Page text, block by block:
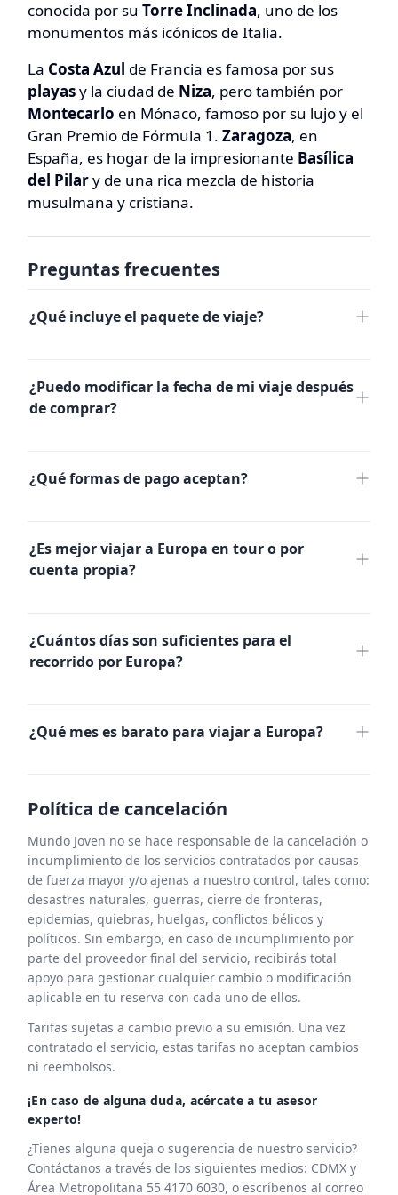
conocida por su Torre Inclinada, uno de los
monumentos más icónicos de Italia.
La Costa Azul de Francia es famosa por sus
playasy la ciudad de Niza, pero también por
Montecarlo en Mónaco, famoso por su lujo y el
Gran Premio de Fórmula 1. Zaragoza, en
España, es hogar de la impresionante Basílica
del Pilary de una rica mezcla de historia
musulmana y cristiana.
Preguntas frecuentes
¿Qué incluye el paquete de viaje?
indicados en el itinerario, como alojamiento,
transporte entre ciudades, visitas guiadas y
¿Puedo modificar la fecha de mi viaje después
de comprar?
¿Qué formas de pago aceptan?
paquetes tienen tarifas no reembolsables. Te
recomendamos revisar las condiciones
¿Es mejor viajar a Europa en tour o por
cuenta propia?
¿Cuántos días son suficientes para el
recorrido por Europa?
¿Qué mes es barato para viajar a Europa?
Tour Europa
Política de cancelación
Mundo Joven no se hace responsable de la cancelación o
incumplimiento de los servicios contratados por causas
de fuerza mayor y/o ajenas a nuestro control, tales como:
desastres naturales, guerras, cierre de fronteras,
epidemias, quiebras, huelgas, conflictos bélicos y
políticos. Sin embargo, en caso de incumplimiento por
parte del proveedor final del servicio, recibirás total
apoyo para gestionar cualquier cambio o modificación
aplicable en tu reserva con cada uno de ellos.
Tarifas sujetas a cambio previo a su emisión. Una vez
contratado el servicio, estas tarifas no aceptan cambios
ni reembolsos.
¡En caso de alguna duda, acércate a tu asesor
experto!
¿Tienes alguna queja o sugerencia de nuestro servicio?
Contáctanos a través de los siguientes medios: CDMX y
Área Metropolitana 55 4170 6030, o escríbenos al correo